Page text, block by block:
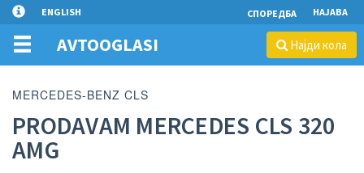
ENGLISH СПОРЕДБА НАЈАВА
AVTOOGLASI Најди кола
MERCEDES-BENZ CLS
PRODAVAM MERCEDES CLS 320
AMG